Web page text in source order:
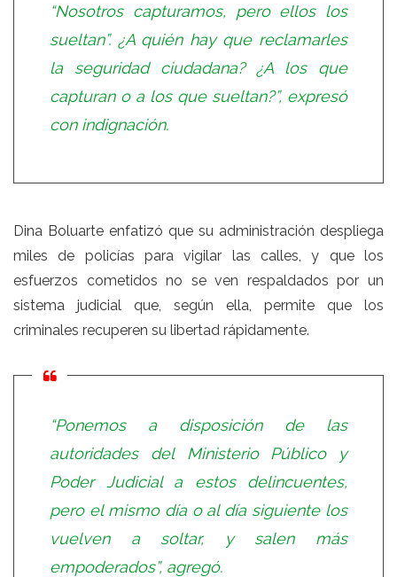
“Nosotros capturamos, pero ellos los
sueltan”. ¿A quién hay que reclamarles
la seguridad ciudadana? ¿A los que
capturan o a los que sueltan?”, expresó
con indignación.
Dina Boluarte enfatizó que su administración despliega
miles de policías para vigilar las calles, y que los
esfuerzos cometidos no se ven respaldados por un
sistema judicial que, según ella, permite que los
criminales recuperen su libertad rápidamente.
“Ponemos a disposición de las
autoridades del
Ministerio Públicoy
Poder Judicial a estos delincuentes,
pero el mismo día o al día siguiente los
vuelven a soltar, y salen más
empoderados”, agregó.